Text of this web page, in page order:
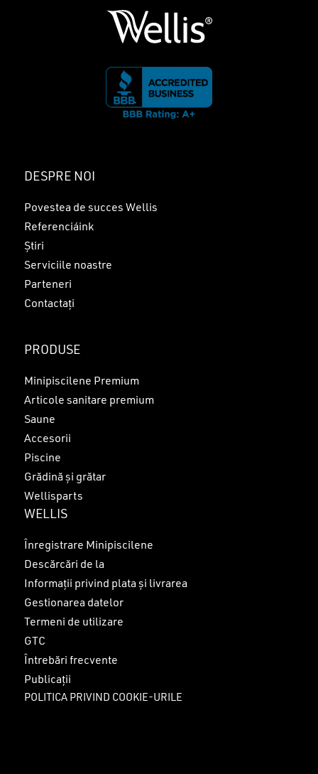
DESPRE NOI
Povestea de succes Wellis
Referenciáink
Știri
Serviciile noastre
Parteneri
Contactați
PRODUSE
Minipiscilene Premium
Articole sanitare premium
Saune
Accesorii
Piscine
Grădină și grătar
Wellisparts
WELLIS
Înregistrare Minipiscilene
Descărcări de la
Informații privind plata și livrarea
Gestionarea datelor
Termeni de utilizare
GTC
Întrebări frecvente
Publicații
POLITICA PRIVIND COOKIE-URILE